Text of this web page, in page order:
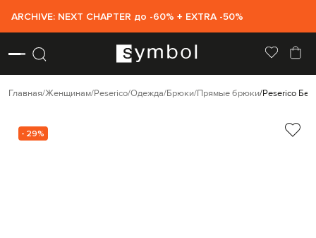
ARCHIVE: NEXT CHAPTER до -60% + EXTRA -50%
Главная Женщинам Peserico Одежда Брюки Прямые брюки Peserico
- 29%